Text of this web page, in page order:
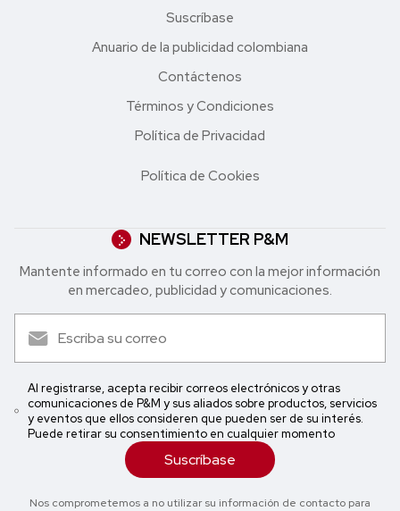
Suscríbase
Anuario de la publicidad colombiana
Contáctenos
Términos y Condiciones
Política de Privacidad
Política de Cookies
NEWSLETTER P&M
Mantente informado en tu correo con la mejor in formación
en mercadeo, publicidad y comunicaciones.
Al registrarse, acepta recibir correos electrónicos y otras
comunicaciones de P&M y sus aliados sobre productos, servicios
y eventos que ellos consideren que pueden ser de su interés.
Puede retirar su consentimiento en cualquier momento
Suscríbase
Nos comprometemos a no utilizar su información de contacto para